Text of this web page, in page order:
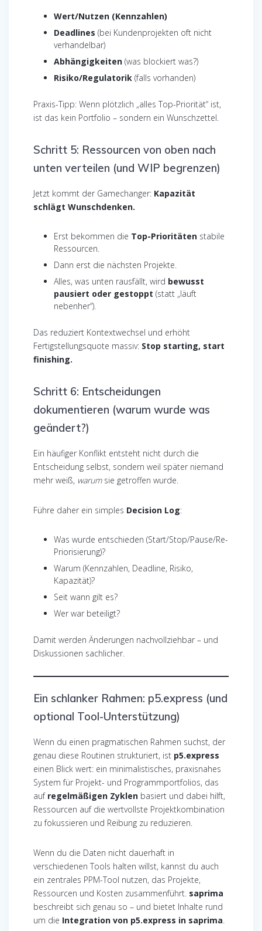
Wert/Nutzen (Kennzahlen)
Deadlines (bei Kundenprojekten oft nicht
verhandelbar)
Abhängigkeiten (was blockiert was?)
Risiko/Regulatorik (falls vorhanden)
Praxis-Tipp: Wenn plötzlich „alles Top-Priorität“ ist,
ist das kein Portfolio – sondern ein Wunschzettel.
Schritt 5: Ressourcen von oben nach
unten verteilen (und WIP begrenzen)
Jetzt kommt der Gamechanger: Kapazität
schlägt Wunschdenken.
Erst bekommen die Top-Prioritäten stabile
Ressourcen.
Dann erst die nächsten Projekte.
Alles, was unten rausfällt, wird bewusst
pausiert oder gestoppt (statt „läuft
nebenher“).
Das reduziert Kontextwechsel und erhöht
Fertigstellungsquote massiv: Stop starting, start
finishing.
Schritt 6: Entscheidungen
dokumentieren (warum wurde was
geändert?)
Ein häufiger Konflikt entsteht nicht durch die
Entscheidung selbst, sondern weil später niemand
mehr weiß, warumsie getroffen wurde.
Führe daher ein simples Decision Log:
Was wurde entschieden (Start/Stop/Pause/Re-
Priorisierung)?
Warum (Kennzahlen, Deadline, Risiko,
Kapazität)?
Seit wann gilt es?
Wer war beteiligt?
Damit werden Änderungen nachvollziehbar – und
Diskussionen sachlicher.
Ein schlanker Rahmen: p5.express (und
optional Tool-Unterstützung)
Wenn du einen pragmatischen Rahmen suchst, der
genau diese Routinen strukturiert, ist p5.express
einen Blick wert: ein minimalistisches, praxisnahes
System für Projekt- und Programmportfolios, das
auf regelmäßigen Zyklen basiert und dabei hilft,
Ressourcen auf die wertvollste Projektkombination
zu fokussieren und Reibung zu reduzieren.
Wenn du die Daten nicht dauerhaft in
verschiedenen Tools halten willst, kannst du auch
ein zentrales PPM-Tool nutzen, das Projekte,
Ressourcen und Kosten zusammenführt. saprima
beschreibt sich genau so – und bietet Inhalte rund
um die Integration von p5.express in saprima.